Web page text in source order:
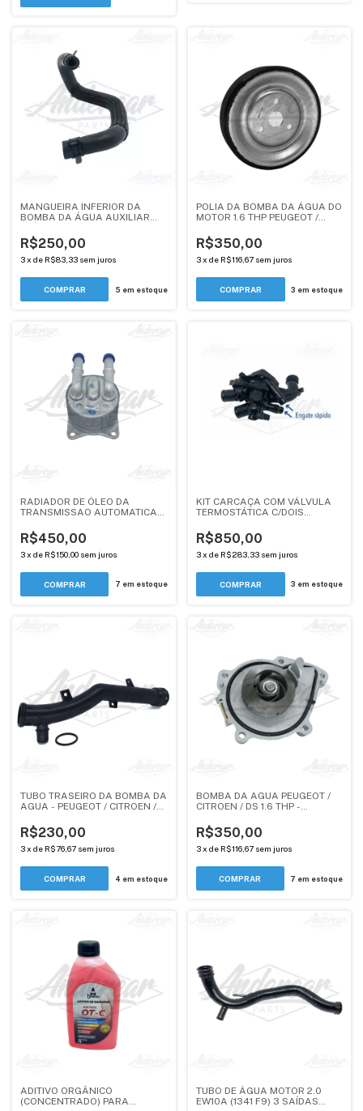
MANGUEIRA INFERIOR DA
BOMBA DA ÁGUA AUXILIAR
(1341K3) - MOTOR 1.6 THP -
ANDERCAR
R$250,00
3x de R$83,33 sem juros
5 em estoque
POLIA DA BOMBA DA ÁGUA DO
MOTOR 1.6 THP PEUGEOT /
R$350,00
3 x de R$116,67 sem juros
3 em estoque
RADIADOR DE ÓLEO DA
TRANSMISSAO AUTOMATICA
CITROEN / DS 1.6 e 1.6 THP
R$450,00
3x de R$150,00 sem juros
7 em estoque
KIT CARCAÇA COM VÁLVULA
TERMOSTÁTICA C/DOIS
CITROEN - 1.6 THP(ANDERCAR)
R$850,00
3 x de R$283,33 sem juros
3 em estoque
TUBO TRASEIRO DA BOMBA DA
AGUA - PEUGEOT / CITROEN /
ORIGINAL
R$230,00
3x de R$76,67 sem juros
4 em estoque
BOMBA DA AGUA PEUGEOT /
CITROEN / DS 1.6 THP -
R$350,00
3 x de R$116,67 sem juros
7 em estoque
ADITIVO ORGÂNICO
(CONCENTRADO) PARA
TUBO DE ÁGUA MOTOR 2.0
EW10A (1341 F9) 3 SAÍDAS